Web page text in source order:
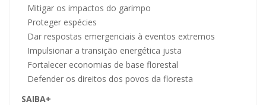
Mitigar os impactos do garimpo
Proteger espécies
Dar respostas emergenciais à eventos extremos
Impulsionar a transição energética justa
Fortalecer economias de base florestal
Defender os direitos dos povos da floresta
SAIBA+